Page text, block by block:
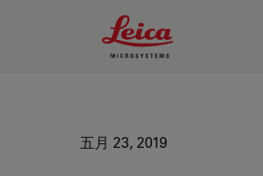
Leica Microsystems
五月 23, 2019